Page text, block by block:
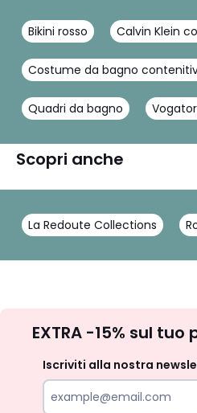
Bikini rosso Calvin Klein
Costume da bagno
Quadri da bagno
Scopri anche
La Redoute Collections
EXTRA -15% sul
Iscriviti alla nostra